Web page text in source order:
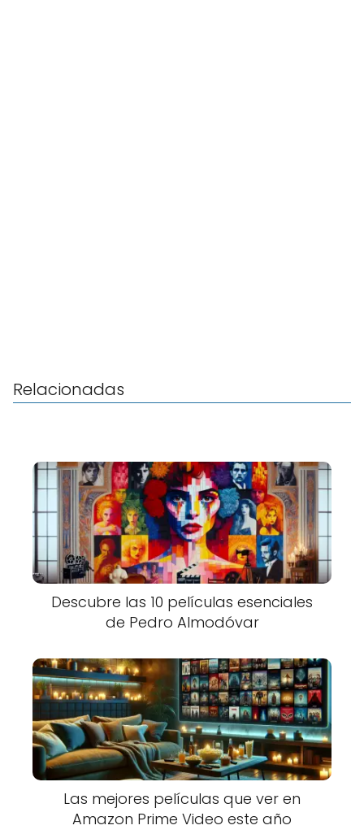
Relacionadas
Descubre las 10 películas esenciales
de Pedro Almodóvar
Las mejores películas que ver en
Amazon Prime Video este año